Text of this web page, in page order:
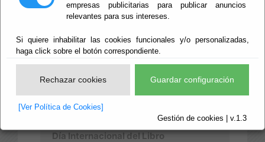
empresas publicitarias para publicar anuncios
relevantes para sus intereses.
Si quiere inhabilitar las cookies funcionales y/o personalizadas,
haga click sobre el botón correspondiente.
Rechazar cookies Guardar configuración
[Ver Política de Cookies]
Gestión de cookies | v.1.3
23 de Abril
de 2026 -
Día del Libro
Día Internacional del Libro